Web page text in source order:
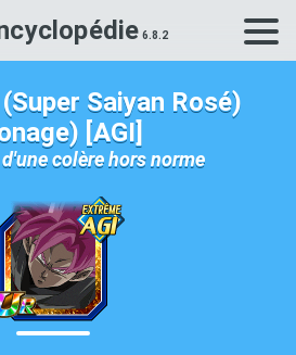
Rechercher une carte Dokkan
Saiyan Rosé)
[AGI]
colère hors norme